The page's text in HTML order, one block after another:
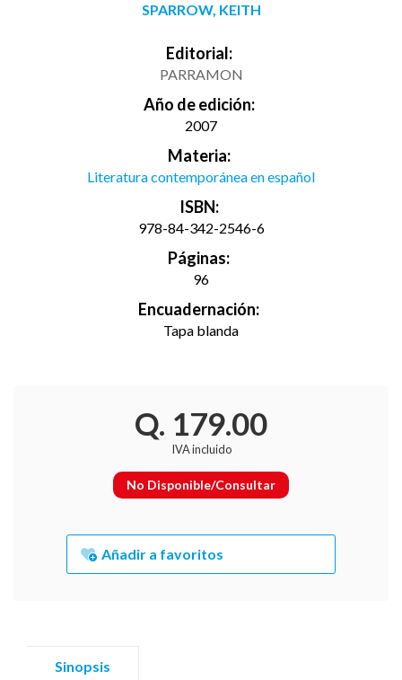
SPARROW, KEITH
Editorial:
PARRAMON
Año de edición:
2007
Materia:
Literatura contemporánea en español
ISBN:
978-84-342-2546-6
Páginas:
96
Encuadernación:
Tapa blanda
Q. 179.00
IVA incluido
No Disponible/Consultar
Añadir a favoritos
Sinopsis